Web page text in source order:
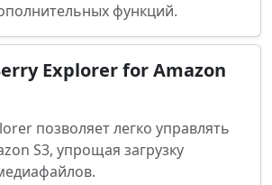
функций.
Explorer for Amazon
позволяет легко управлять
S3, упрощая загрузку